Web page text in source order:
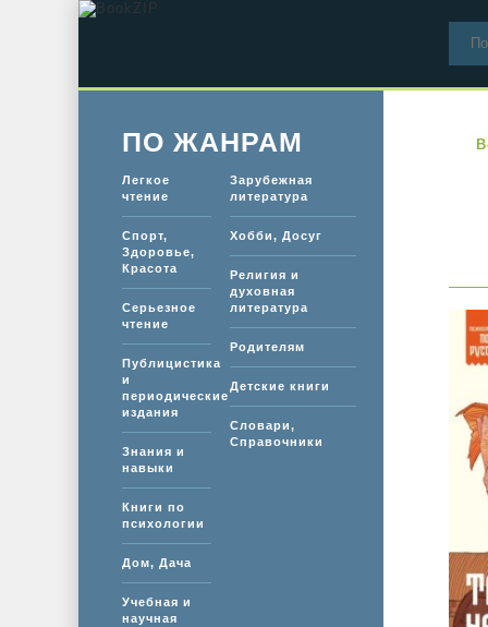
ПО ЖАНРАМ
Легкое
чтение
Спорт,
Здоровье,
Красота
Серьезное
чтение
Публицистика
и
периодические
издания
Знания и
навыки
Книги по
психологии
Дом, Дача
Учебная и
научная
Зарубежная
литература
Хобби, Досуг
Религия и
духовная
литература
Родителям
Детские книги
Словари,
Справочники